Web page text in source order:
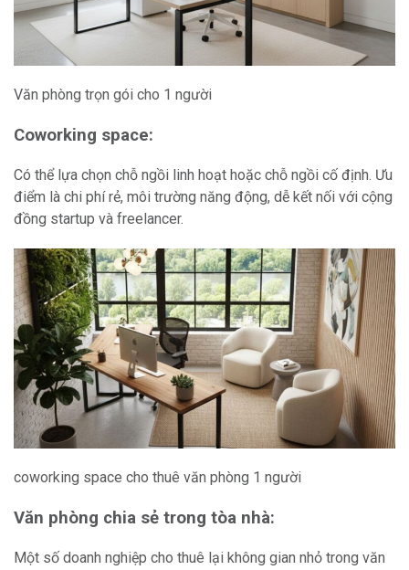
Văn phòng trọn gói cho 1 người
Coworking space:
Có thể lựa chọn chỗ ngồi linh hoạt hoặc chỗ ngồi cố định. Ưu
điểm là chi phí rẻ, môi trường năng động, dễ kết nối với cộng
đồng startup và freelancer.
coworking space cho thuê văn phòng 1 người
Văn phòng chia sẻ trong tòa nhà:
Một số doanh nghiệp cho thuê lại không gian nhỏ trong văn